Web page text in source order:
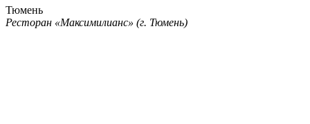
Тюмень
Ресторан «Максимилианс» (г. Тюмень)